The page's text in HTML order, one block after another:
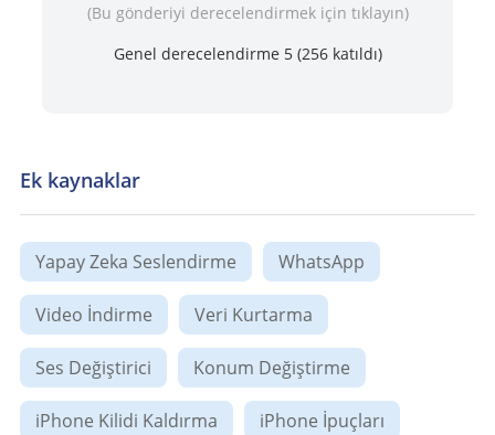
(Bu gönderiyi derecelendirmek için tıklayın)
Genel derecelendirme 5 (256katıldı)
Ek kaynaklar
Yapay Zeka Seslendirme WhatsApp
Video İndirme Veri Kurtarma
Ses Değiştirici Konum Değiştirme​
iPhone Kilidi Kaldırma iPhone İpuçları